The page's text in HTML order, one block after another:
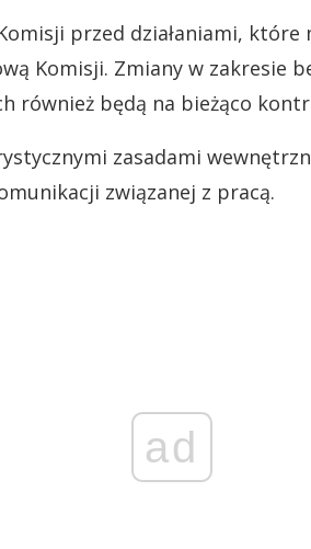
przed działaniami,
Komisji. Zmiany w zakresie
również będą na bieżąco
zasadami
związanej z pracą.
ad